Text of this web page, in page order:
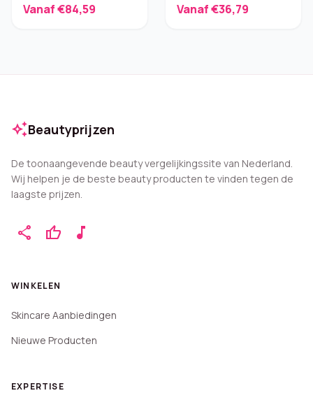
Vanaf €84,59 Vanaf €36,79
auto_awesomeBeautyprijzen
De toonaangevende beauty vergelijkingssite van Nederland.
Wij helpen je de beste beauty producten te vinden tegen de
laagste prijzen.
share thumb_up music_note
WINKELEN
Skincare Aanbiedingen
Nieuwe Producten
EXPERTISE